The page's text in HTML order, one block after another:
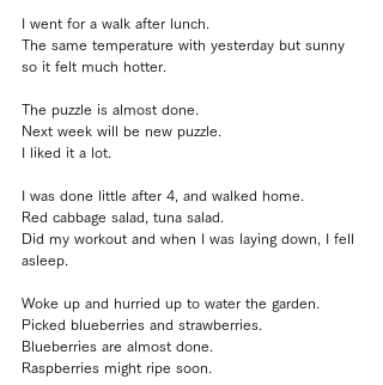
I went for a walk after lunch.
The same temperature with yesterday but sunny
so it felt much hotter.
The puzzle is almost done.
Next week will be new puzzle.
I liked it a lot.
I was done little after 4, and walked home.
Red cabbage salad, tuna salad.
Did my workout and when I was laying down, I fell
asleep.
Woke up and hurried up to water the garden.
Picked blueberries and strawberries.
Blueberries are almost done.
Raspberries might ripe soon.